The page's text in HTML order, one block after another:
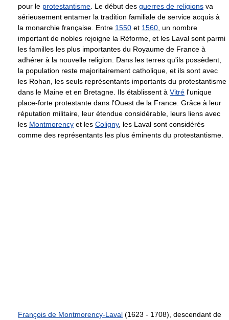
pour le protestantisme . Le début des guerres de religions va
sérieusement entamer la tradition familiale de service acquis à
la monarchie française. Entre 1550 et 1560 , un nombre
important de nobles rejoigne la Réforme, et les Laval sont parmi
les familles les plus importantes du Royaume de France à
adhérer à la nouvelle religion. Dans les terres qu'ils possèdent,
la population reste majoritairement catholique, et ils sont avec
les Rohan, les seuls représentants importants du protestantisme
dans le Maine et en Bretagne. Ils établissent à Vitré l'unique
place-forte protestante dans l'Ouest de la France. Grâce à leur
réputation militaire, leur étendue considérable, leurs liens avec
les Montmorency et les Coligny, les Laval sont considérés
comme des représentants les plus éminents du protestantisme.
François de Montmorency-Laval (1623 - 1708), descendant de